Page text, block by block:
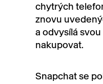
chytrých
znovu
a odvysílá
nakupovat.
Snapchat se